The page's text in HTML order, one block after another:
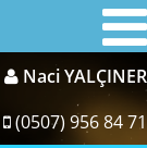
Naci YALÇINER
(0507) 956 84 71